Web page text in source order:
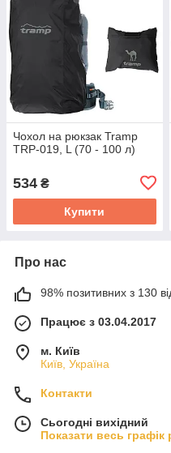
Чохол на рюкзак Tramp
TRP-019, L (70 - 100 л)
534 ₴
Купити
Про нас
98% позитивних з 130
Працює з 03.04.2017
м. Київ
Київ, Україна
Контакти
Сьогодні вихідний
Показати весь графік